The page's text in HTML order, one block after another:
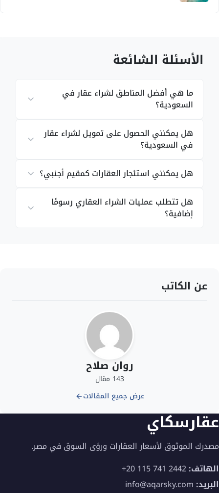
الأسئلة الشائعة
ما هي أفضل المناطق لشراء عقار في
السعودية؟
هل يمكنني الحصول على تمويل لشراء عقار
في السعودية؟
هل يمكنني استئجار العقارات كمقيم أجنبي؟
هل تتطلب عمليات الشراء العقاري رسومًا
إضافية؟
عن الكاتب
روان صلاح
143 مقال
عرض جميع المقالات
عقارسكاي
مصدرك الموثوق لأسعار العقارات ورؤى السوق في مصر.
الهاتف:+20 115 741 2442
البريد: info@aqarsky.com